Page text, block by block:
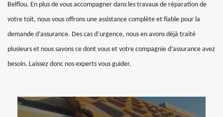
Belflou. En plus de vous accompagner dans les travaux de réparation de
votre toit, nous vous offrons une assistance complète et fiable pour la
demande d’assurance. Des cas d’urgence, nous en avons déjà traité
plusieurs et nous savons ce dont vous et votre compagnie d’assurance avez
besoin. Laissez donc nos experts vous guider.